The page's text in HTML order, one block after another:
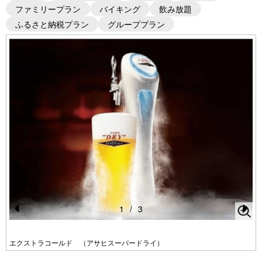
ファミリープラン
バイキング
飲み放題
ふるさと納税プラン
グループプラン
Pr
e
エクストラコールド （アサヒスーパードライ）
1 / 3